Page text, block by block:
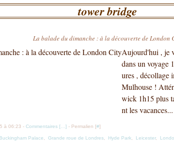
tower bridge
La balade du dimanche : à la découverte de London
Aujourd'hui , je
dans un voyage
ures , décollage
Mulhouse !
wick 1h15 plus
nt les vacances...
à 06:23 - Commentaires [ ] - Permalien [#]
Buckingham Palace Grande roue de Londres Hyde Park Leicester,